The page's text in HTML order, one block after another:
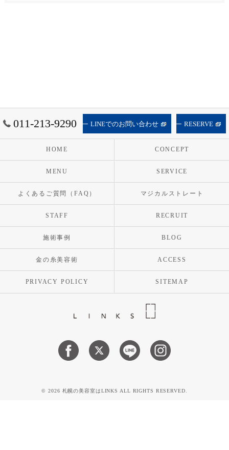
011-213-9290 LINEでのお問い合わせ RESERVE
HOME CONCEPT
MENU SERVICE
よくあるご質問（FAQ） マジカルストレート
STAFF RECRUIT
施術事例 BLOG
金の糸美容術 ACCESS
PRIVACY POLICY SITEMAP
© 2026 札幌の美容室はLINKS ALL RIGHTS RESERVED.